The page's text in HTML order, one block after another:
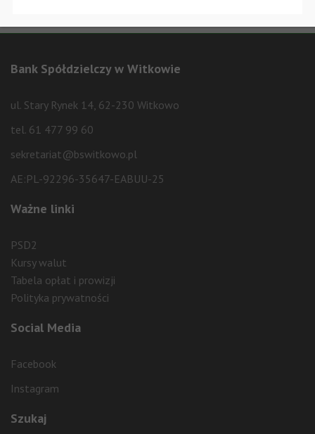
Bank Spółdzielczy w Witkowie
ul. Stary Rynek 14, 62-230 Witkowo
tel. 61 477 99 60
sekretariat@bswitkowo.pl
AE:PL-92296-35647-EABUU-25
Ważne linki
PSD2
Kursy walut
Tabela opłat i prowizji
Polityka prywatności
Social Media
Facebook
Instagram
Szukaj